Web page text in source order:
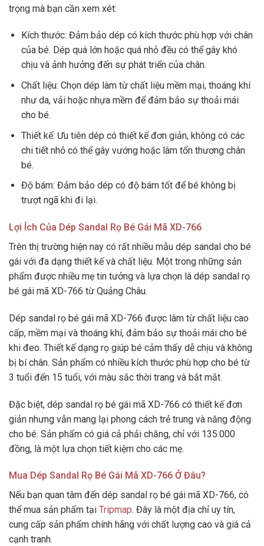
trọng mà bạn cần xem xét:
Kích thước: Đảm bảo dép có kích thước phù hợp với chân
của bé. Dép quá lớn hoặc quá nhỏ đều có thể gây khó
chịu và ảnh hưởng đến sự phát triển của chân.
Chất liệu: Chọn dép làm từ chất liệu mềm mại, thoáng khí
như da, vải hoặc nhựa mềm để đảm bảo sự thoải mái
cho bé.
Thiết kế: Ưu tiên dép có thiết kế đơn giản, không có các
chi tiết nhỏ có thể gây vướng hoặc làm tổn thương chân
bé.
Độ bám: Đảm bảo dép có độ bám tốt để bé không bị
trượt ngã khi đi lại.
Lợi Ích Của Dép Sandal Rọ Bé Gái Mã XD-766
Trên thị trường hiện nay có rất nhiều mẫu dép sandal cho bé
gái với đa dạng thiết kế và chất liệu. Một trong những sản
phẩm được nhiều mẹ tin tưởng và lựa chọn là dép sandal rọ
bé gái mã XD-766 từ Quảng Châu.
Dép sandal rọ bé gái mã XD-766 được làm từ chất liệu cao
cấp, mềm mại và thoáng khí, đảm bảo sự thoải mái cho bé
khi đeo. Thiết kế dạng rọ giúp bé cảm thấy dễ chịu và không
bị bí chân. Sản phẩm có nhiều kích thước phù hợp cho bé từ
3 tuổi đến 15 tuổi, với màu sắc thời trang và bắt mắt.
Đặc biệt, dép sandal rọ bé gái mã XD-766 có thiết kế đơn
giản nhưng vẫn mang lại phong cách trẻ trung và năng động
cho bé. Sản phẩm có giá cả phải chăng, chỉ với 135.000
đồng, là một lựa chọn tiết kiệm cho các mẹ.
Mua Dép Sandal Rọ Bé Gái Mã XD-766 Ở Đâu?
Nếu bạn quan tâm đến dép sandal rọ bé gái mã XD-766, có
thể mua sản phẩm tại Tripmap. Đây là một địa chỉ uy tín,
cung cấp sản phẩm chính hãng với chất lượng cao và giá cả
cạnh tranh.